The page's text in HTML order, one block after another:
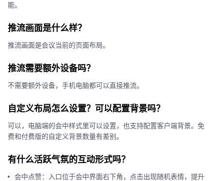
能。
推流画面是什么样？
推流画面是会议当前的页面布局。
推流需要额外设备吗？
不需要额外设备，手机电脑都可以直接推流。
自定义布局怎么设置？可以配置背景吗？
可以，电脑端的会中样式里可以设置，也支持配置客户端背景。免
费和付费版的自定义背景数量有差别。
有什么活跃气氛的互动形式吗？
会中点赞：入口位于会中界面右下角，点击出现随机表情，提升